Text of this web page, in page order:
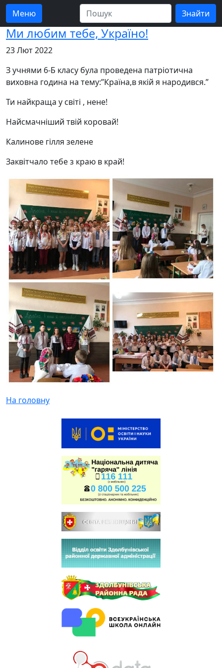
Меню
Ми любим тебе, Україно!
23 Лют 2022
З учнями 6-Б класу була проведена патріотична
виховна година на тему:”Країна,в якій я народився.”
Ти найкраща у світі , нене!
Найсмачніший твій коровай!
Калинове гілля зелене
Заквітчало тебе з краю в край!
На головну